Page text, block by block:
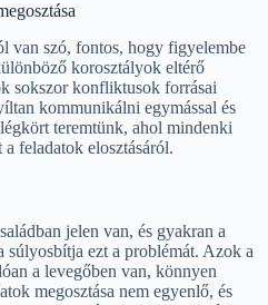
van szó, fontos, hogy figyelembe
korosztályok eltérő
sokszor konfliktusok forrásai
kommunikálni egymással és
teremtünk, ahol mindenki
feladatok elosztásáról.
jelen van, és gyakran a
súlyosbítja ezt a problémát. Azok a
a levegőben van, könnyen
megosztása nem egyenlő, és